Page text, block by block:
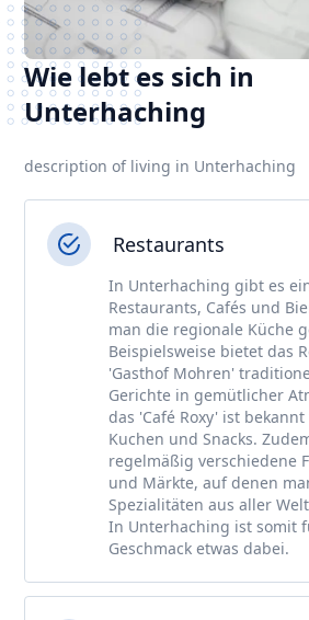
Wie lebt es sich in
Unterhaching
description of living in Unterhaching
Restaurants
In Unterhaching gibt es
Restaurants, Cafés und
man die regionale Küche
Beispielsweise bietet das
'Gasthof Mohren'
Gerichte in gemütlicher
das 'Café Roxy' ist
Kuchen und Snacks.
regelmäßig verschiedene
und Märkte, auf denen
Spezialitäten aus aller
In Unterhaching ist somit
Geschmack etwas dabei.